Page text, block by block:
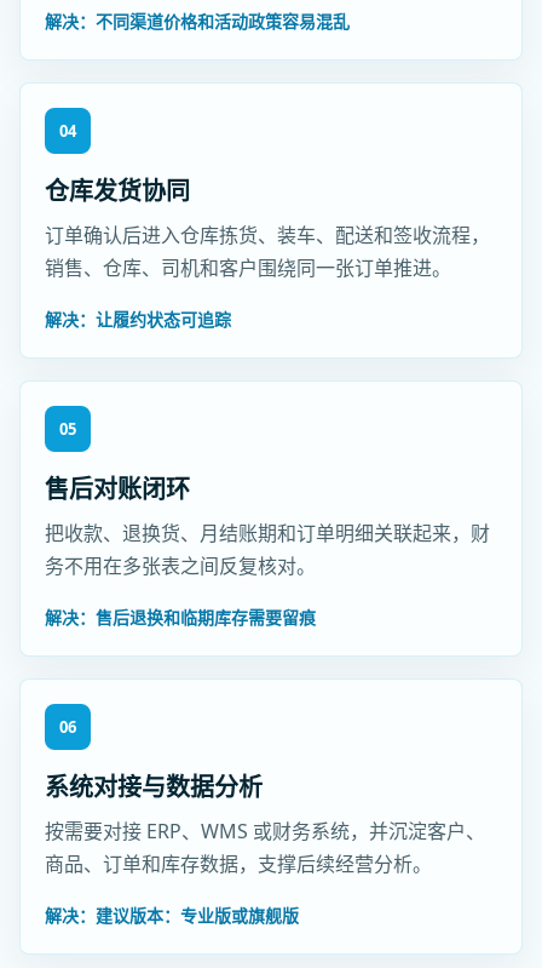
解决：不同渠道价格和活动政策容易混乱
04
仓库发货协同
订单确认后进入仓库拣货、装车、配送和签收流程，
销售、仓库、司机和客户围绕同一张订单推进。
解决：让履约状态可追踪
05
售后对账闭环
把收款、退换货、月结账期和订单明细关联起来，财
务不用在多张表之间反复核对。
解决：售后退换和临期库存需要留痕
06
系统对接与数据分析
按需要对接 ERP、WMS 或财务系统，并沉淀客户、
商品、订单和库存数据，支撑后续经营分析。
解决：建议版本：专业版或旗舰版